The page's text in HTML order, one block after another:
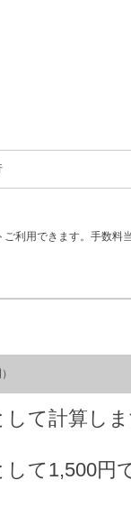
ご利用できます。手数料
して計算し
して1,500円